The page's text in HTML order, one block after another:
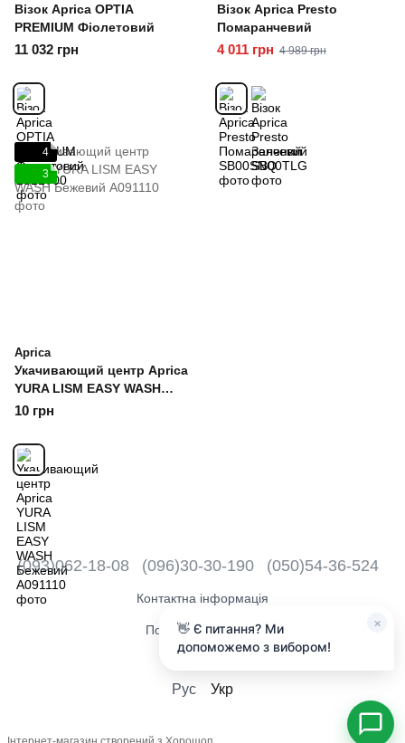
Візок Aprica OPTIA
PREMIUM Фіолетовий
11 032 грн
Візок Aprica Presto
Помаранчевий
4 011 грн 4 989 грн
4
3
Aprica
Укачивающий центр Aprica
YURA LISM EASY WASH
Бежевий
10 грн
(093)062-18-08 (096)30-30-190 (050)54-36-524
Контактна інформація
Повна версія сайту
Рус Укр
×
👋 Є питання? Ми
допоможемо з вибором!